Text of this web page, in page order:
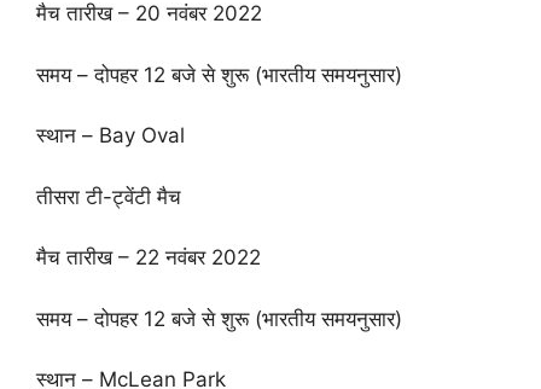
मैच तारीख – 20 नवंबर 2022
समय – दोपहर 12 बजे से शुरू (भारतीय समयनुसार)
स्थान – Bay Oval
तीसरा टी-ट्वेंटी मैच
मैच तारीख – 22 नवंबर 2022
समय – दोपहर 12 बजे से शुरू (भारतीय समयनुसार)
स्थान – McLean Park